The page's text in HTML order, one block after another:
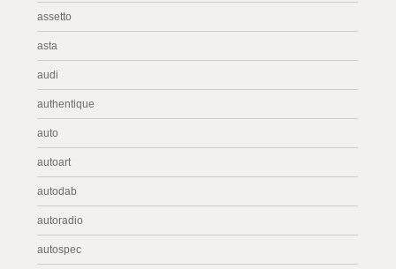
assetto
asta
audi
authentique
auto
autoart
autodab
autoradio
autospec